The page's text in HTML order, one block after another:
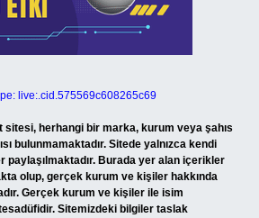
live:.cid.575569c608265c69
sitesi, herhangi bir marka, kurum veya şahıs
bulunmamaktadır. Sitede yalnızca kendi
paylaşılmaktadır. Burada yer alan içerikler
olup, gerçek kurum ve kişiler hakkında
Gerçek kurum ve kişiler ile isim
Sitemizdeki bilgiler taslak